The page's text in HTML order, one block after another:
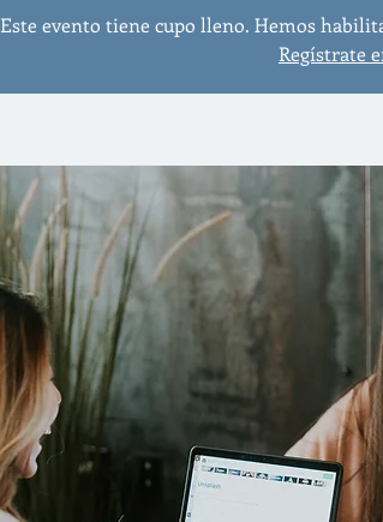
Este evento tiene cupo lleno. Hemos
Regístrate